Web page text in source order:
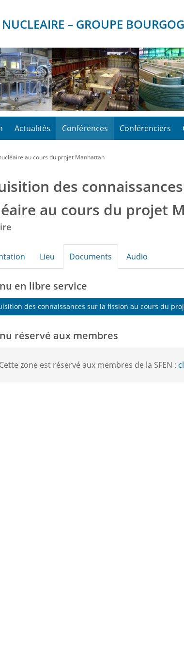
NUCLEAIRE – GROUPE
Actualités Conférences Conférenciers
au cours du projet Manhattan
des
au cours du projet
Lieu Documents Audio
en libre service
des connaissances sur la fission au cours du
réservé aux membres
Cette zone est réservé aux membres de la SFEN :